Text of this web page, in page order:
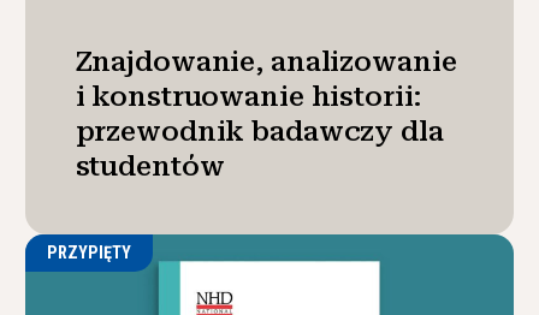
Znajdowanie, analizowanie
i konstruowanie historii:
przewodnik badawczy dla
studentów
PRZYPIĘTY